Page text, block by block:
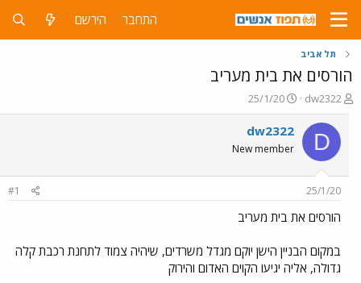
התחבר הירשם
תל אביב
הורסים את בית מעריב
פ
ו
ת
ח
ה
ו
ש
א
dw2322
פ
ו
ר
ס
ם
ר
25/1/20
D
dw2322
New member
25/1/20
#1
הורסים את בית מעריב
במקום הבניין הישן יוקם מגדל משרדים, שיהיה צמוד לתחנת רכבת קלה
גדולה, אליה יגיעו הקוים האדום והירוק